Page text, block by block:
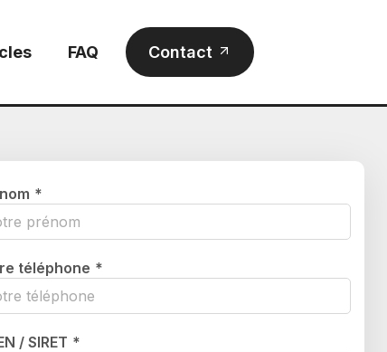
FAQ Contact
*
téléphone *
/ SIRET *